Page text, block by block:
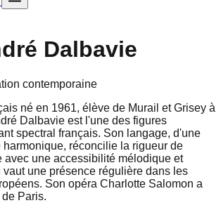
Dalbavie
contemporaine
né en 1961, élève de Murail et Grisey à
Dalbavie est l'une des figures
spectral français. Son langage, d'une
réconcilie la rigueur de
avec une accessibilité mélodique et
une présence régulière dans les
Son opéra Charlotte Salomon a
Paris.